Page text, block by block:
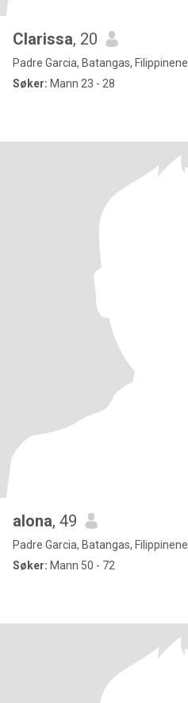
Clarissa, 20
Padre Garcia, Batangas, Filippinene
Søker: Mann 23 - 28
alona, 49
Padre Garcia, Batangas, Filippinene
Søker: Mann 50 - 72